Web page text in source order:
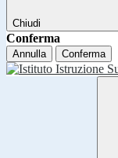
Chiudi
Conferma
Annulla Conferma